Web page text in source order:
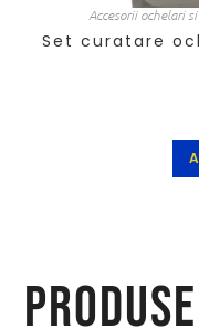
Accesorii ochelari
Set curatare